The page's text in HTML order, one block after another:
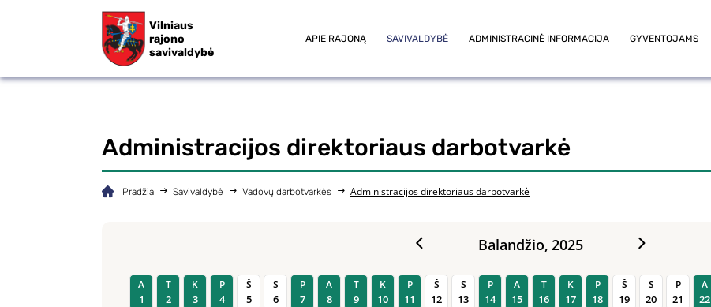
Vilniaus
rajono
savivaldybė
APIE RAJONĄ SAVIVALDYBĖ ADMINISTRACINĖ INFORMACIJA GYVENTOJAMS
Administracijos direktoriaus darbotvarkė
Pradžia Savivaldybė Vadovų darbotvarkės Administracijos direktoriaus darbotvarkė
Balandžio, 2025
A
1
T
2
K
3
P
4
Š
5
S
6
P
7
A
8
T
9
K
10
P
11
Š
12
S
13
P
14
A
15
T
16
K
17
P
18
Š
19
S
20
P
21
A
22